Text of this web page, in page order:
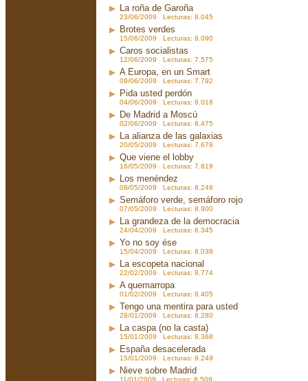
La roña de Garoña
23/06/2009 Lecturas: 8.045
Brotes verdes
15/06/2009 Lecturas: 8.090
Caros socialistas
12/06/2009 Lecturas: 7.575
A Europa, en un Smart
09/06/2009 Lecturas: 7.792
Pida usted perdón
04/06/2009 Lecturas: 8.018
De Madrid a Moscú
02/06/2009 Lecturas: 8.475
La alianza de las galaxias
20/05/2009 Lecturas: 7.678
Que viene el lobby
16/05/2009 Lecturas: 7.819
Los menéndez
08/05/2009 Lecturas: 8.249
Semáforo verde, semáforo rojo
07/05/2009 Lecturas: 8.900
La grandeza de la democracia
24/04/2009 Lecturas: 8.345
Yo no soy ése
15/04/2009 Lecturas: 8.038
La escopeta nacional
22/02/2009 Lecturas: 8.774
A quemarropa
01/02/2009 Lecturas: 8.405
Tengo una mentira para usted
28/01/2009 Lecturas: 8.280
La caspa (no la casta)
15/01/2009 Lecturas: 8.368
España desacelerada
15/01/2009 Lecturas: 9.249
Nieve sobre Madrid
11/01/2009 Lecturas: 8.509